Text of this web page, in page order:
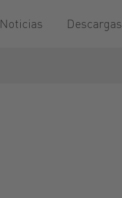
Noticias Descargas